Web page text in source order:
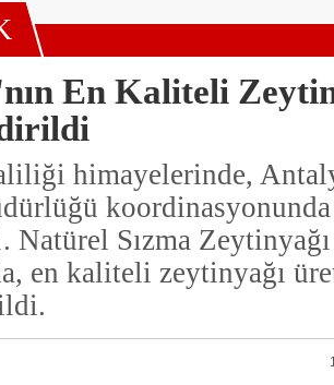
Dolar
En Kaliteli
himayelerinde,
Natürel Sızma Zeytinyağı
en kaliteli zeytinyağı